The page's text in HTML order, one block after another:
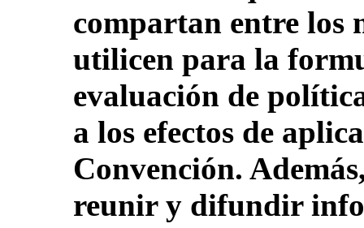
compartan entre los
utilicen para la
evaluación de
a los efectos de
Convención.
reunir y difundir